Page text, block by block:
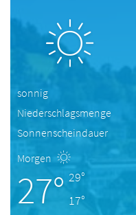
sonnig
Niederschlagsmenge
Sonnenscheindauer
Morgen
27° 29°
17°